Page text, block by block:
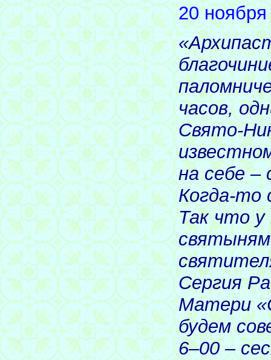
20 ноября
часов,
Свято-
на себе –
Когда-то
Так что у
Сергия
Матери
будем
6–00 –